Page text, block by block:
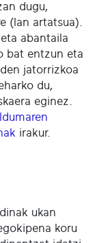
dugu,
(lan artatsua).
abantaila
bat entzun eta
jatorrizkoa
du,
eginez.
irakur.
ukan
koru